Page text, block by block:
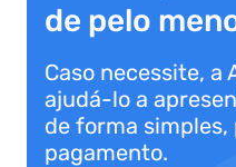
de pelo
Caso necessite, a
ajudá-lo a
de forma simples,
pagamento.